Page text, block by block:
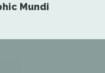
Mundi